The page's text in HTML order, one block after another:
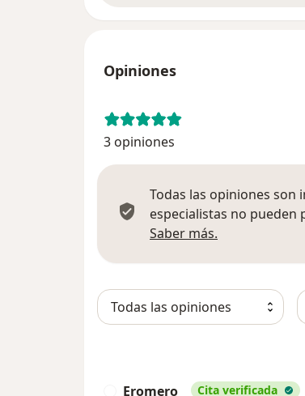
Opiniones
3 opiniones
Todas las opiniones
especialistas no
Saber más.
Eromero Cita verificada